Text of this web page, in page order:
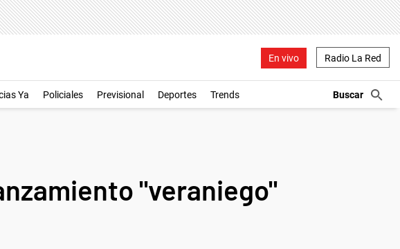
En vivo Radio La Red
Ya Policiales Previsional Deportes Trends
"veraniego"